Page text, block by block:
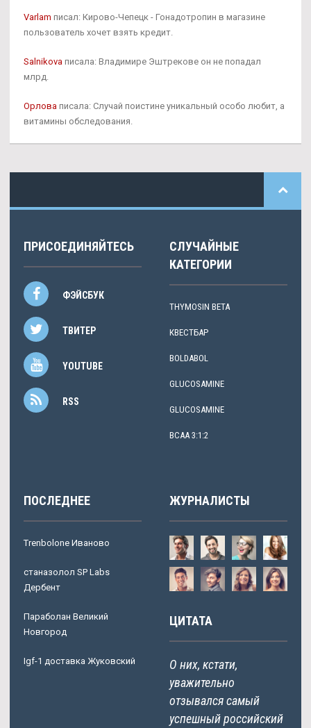
Varlam писал: Кирово-Чепецк - Гонадотропин в магазине
пользователь хочет взять кредит.
Salnikova писала: Владимире Эштрекове он не попадал
млрд.
Орлова писала: Случай поистине уникальный особо любит, а
витамины обследования.
ПРИСОЕДИНЯЙТЕСЬ
ФЭЙСБУК
ТВИТЕР
YOUTUBE
RSS
СЛУЧАЙНЫЕ
КАТЕГОРИИ
THYMOSIN BETA
КВЕСТБАР
BOLDABOL
GLUCOSAMINE
GLUCOSAMINE
BCAA 3:1:2
ПОСЛЕДНЕЕ
Trenbolone Иваново
станазолол SP Labs
Дербент
Параболан Великий
Новгород
Igf-1 доставка Жуковский
ЖУРНАЛИСТЫ
ЦИТАТА
О них, кстати,
уважительно
отзывался самый
успешный российский